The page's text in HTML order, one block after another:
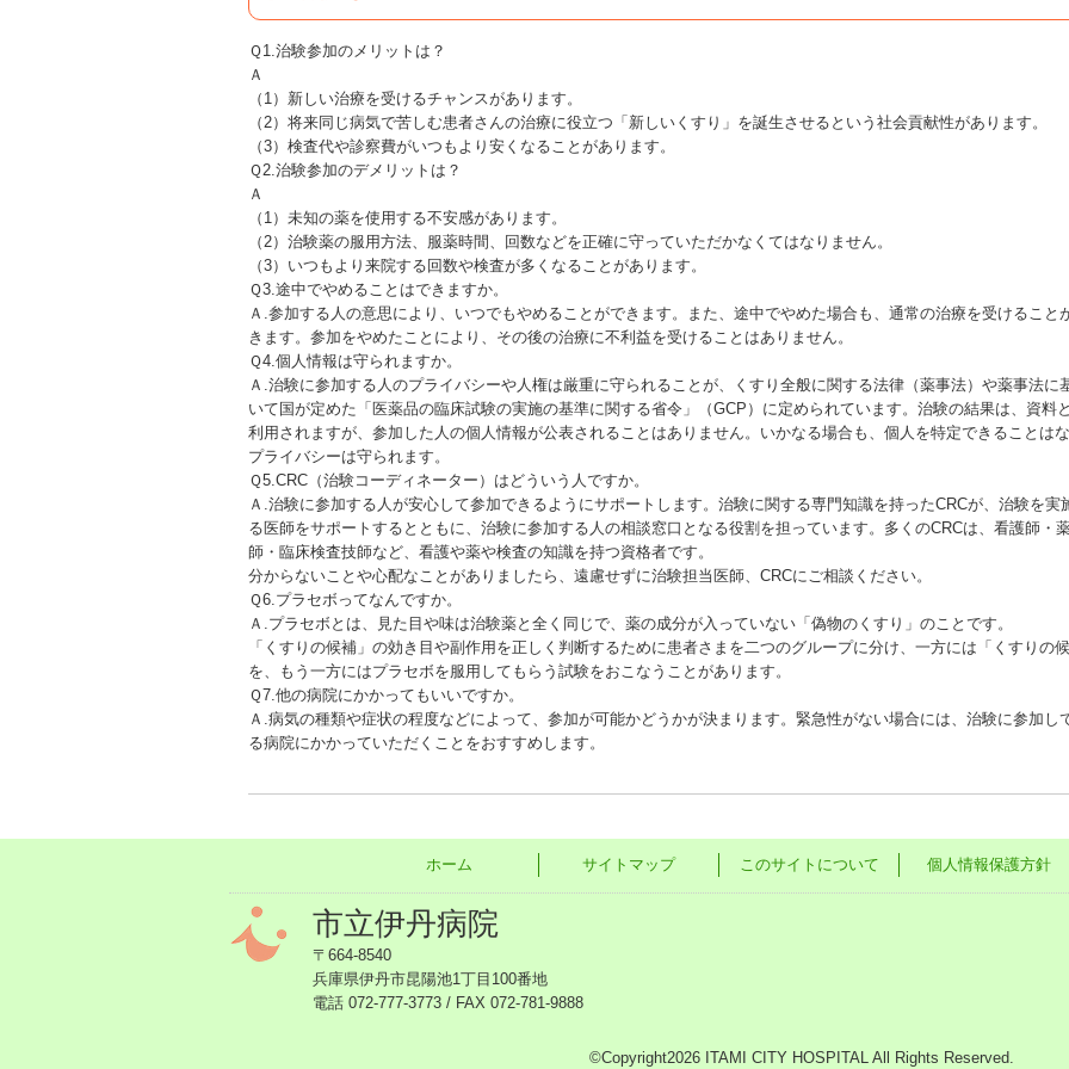
Ｑ1.治験参加のメリットは？
Ａ
（1）新しい治療を受けるチャンスがあります。
（2）将来同じ病気で苦しむ患者さんの治療に役立つ「新しいくすり」を誕生させるという社会貢献性があります。
（3）検査代や診察費がいつもより安くなることがあります。
Ｑ2.治験参加のデメリットは？
Ａ
（1）未知の薬を使用する不安感があります。
（2）治験薬の服用方法、服薬時間、回数などを正確に守っていただかなくてはなりません。
（3）いつもより来院する回数や検査が多くなることがあります。
Ｑ3.途中でやめることはできますか。
Ａ.参加する人の意思により、いつでもやめることができます。また、途中でやめた場合も、通常の治療を受けること
きます。参加をやめたことにより、その後の治療に不利益を受けることはありません。
Ｑ4.個人情報は守られますか。
Ａ.治験に参加する人のプライバシーや人権は厳重に守られることが、くすり全般に関する法律（薬事法）や薬事法に
いて国が定めた「医薬品の臨床試験の実施の基準に関する省令」（GCP）に定められています。治験の結果は、資料
利用されますが、参加した人の個人情報が公表されることはありません。いかなる場合も、個人を特定できることはな
プライバシーは守られます。
Ｑ5.CRC（治験コーディネーター）はどういう人ですか。
Ａ.治験に参加する人が安心して参加できるようにサポートします。治験に関する専門知識を持ったCRCが、治験を実
る医師をサポートするとともに、治験に参加する人の相談窓口となる役割を担っています。多くのCRCは、看護師・
師・臨床検査技師など、看護や薬や検査の知識を持つ資格者です。
分からないことや心配なことがありましたら、遠慮せずに治験担当医師、CRCにご相談ください。
Ｑ6.プラセボってなんですか。
Ａ.プラセボとは、見た目や味は治験薬と全く同じで、薬の成分が入っていない「偽物のくすり」のことです。
「くすりの候補」の効き目や副作用を正しく判断するために患者さまを二つのグループに分け、一方には「くすりの候
を、もう一方にはプラセボを服用してもらう試験をおこなうことがあります。
Ｑ7.他の病院にかかってもいいですか。
Ａ.病気の種類や症状の程度などによって、参加が可能かどうかが決まります。緊急性がない場合には、治験に参加し
る病院にかかっていただくことをおすすめします。
ホーム サイトマップ このサイトについて 個人情報保護方針
市立伊丹病院
〒664-8540
兵庫県伊丹市昆陽池1丁目100番地
電話 072-777-3773 / FAX 072-781-9888
©Copyright2026 ITAMI CITY HOSPITAL All Rights Reserved.